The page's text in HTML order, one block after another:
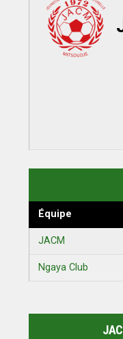
Équipe
JACM
Ngaya Club